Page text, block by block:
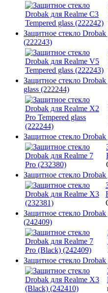
Защитное стекло Drobak
(222243)
Защитное стекло Drobak
glass (222244)
Защитное стекло
Защитное стекло
Защитное стекло
(242409)
Защитное стекло